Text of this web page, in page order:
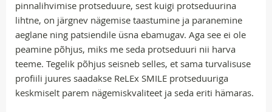
pinnalihvimise protseduure, sest kuigi protseduurina
lihtne, on järgnev nägemise taastumine ja paranemine
aeglane ning patsiendile üsna ebamugav. Aga see ei ole
peamine põhjus, miks me seda protseduuri nii harva
teeme. Tegelik põhjus seisneb selles, et sama turvalisuse
profiili juures saadakse ReLEx SMILE protseduuriga
keskmiselt parem nägemiskvaliteet ja seda eriti hämaras.